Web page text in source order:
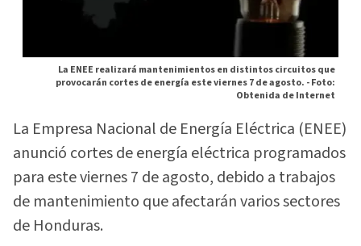
La ENEE realizará mantenimientos en distintos circuitos que
provocarán cortes de energía este viernes 7 de agosto. -Foto:
Obtenida de Internet
La Empresa Nacional de Energía Eléctrica (ENEE)
anunció cortes de energía eléctrica programados
para este viernes 7 de agosto, debido a trabajos
de mantenimiento que afectarán varios sectores
de Honduras.